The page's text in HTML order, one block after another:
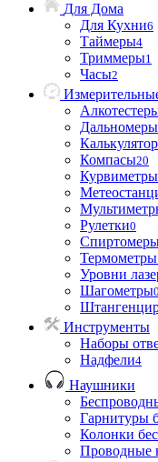
Для Дома
Для Кухни6
Таймеры4
Триммеры1
Часы2
Дальномеры
Компасы20
Курвиметры
Рулетки0
Термометры
Уровни
Шагометры0
Инструменты
Наборы
Надфели4
Наушники
Гарнитуры
Колонки
Проводные